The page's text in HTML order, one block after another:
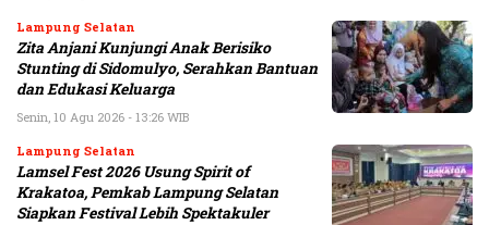
Lampung Selatan
Zita Anjani Kunjungi Anak Berisiko
Stunting di Sidomulyo, Serahkan Bantuan
dan Edukasi Keluarga
Senin, 10 Agu 2026 - 13:26 WIB
Lampung Selatan
Lamsel Fest 2026 Usung Spirit of
Krakatoa, Pemkab Lampung Selatan
Siapkan Festival Lebih Spektakuler